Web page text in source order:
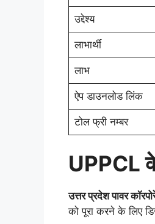
उद्देश्य
लाभार्थी
लाभ
ऐप डाउनलोड लिंक
टोल फ्री नम्बर
UPPCL के
उत्तर प्रदेश पावर
को पूरा करने के लिए